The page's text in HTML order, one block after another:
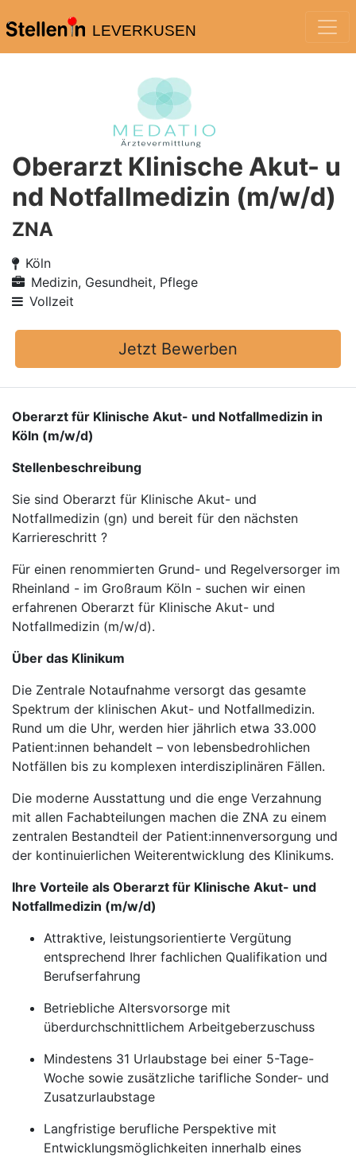
LEVERKUSEN
Oberarzt Klinische Akut- u
nd Notfallmedizin (m/w/d)
ZNA
Köln
Medizin, Gesundheit, Pflege
Vollzeit
Jetzt Bewerben
Oberarzt für Klinische Akut- und Notfallmedizin in
Köln (m/w/d)
Stellenbeschreibung
Sie sind Oberarzt für Klinische Akut- und
Notfallmedizin (gn) und bereit für den nächsten
Karriereschritt ?
Für einen renommierten Grund- und Regelversorger im
Rheinland - im Großraum Köln - suchen wir einen
erfahrenen Oberarzt für Klinische Akut- und
Notfallmedizin (m/w/d).
Über das Klinikum
Die Zentrale Notaufnahme versorgt das gesamte
Spektrum der klinischen Akut- und Notfallmedizin.
Rund um die Uhr, werden hier jährlich etwa 33.000
Patient:innen behandelt – von lebensbedrohlichen
Notfällen bis zu komplexen interdisziplinären Fällen.
Die moderne Ausstattung und die enge Verzahnung
mit allen Fachabteilungen machen die ZNA zu einem
zentralen Bestandteil der Patient:innenversorgung und
der kontinuierlichen Weiterentwicklung des Klinikums.
Ihre Vorteile als Oberarzt für Klinische Akut- und
Notfallmedizin (m/w/d)
Attraktive, leistungsorientierte Vergütung
entsprechend Ihrer fachlichen Qualifikation und
Berufserfahrung
Betriebliche Altersvorsorge mit
überdurchschnittlichem Arbeitgeberzuschuss
Mindestens 31 Urlaubstage bei einer 5-Tage-
Woche sowie zusätzliche tarifliche Sonder- und
Zusatzurlaubstage
Langfristige berufliche Perspektive mit
Entwicklungsmöglichkeiten innerhalb eines